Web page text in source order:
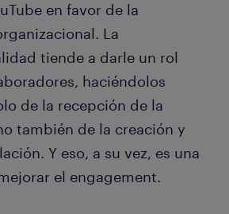
en favor de la
La
tiende a darle un rol
haciéndolos
de la recepción de la
también de la creación y
Y eso, a su vez, es una
el engagement.